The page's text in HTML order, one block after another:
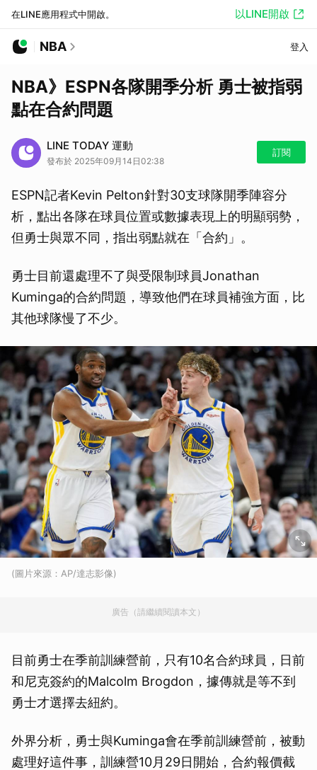
在LINE應用程式中開啟。 以LINE開啟
NBA 登入
NBA》ESPN各隊開季分析 勇士被指弱
點在合約問題
LINE TODAY 運動
發布於 2025年09月14日02:38
訂閱
ESPN記者Kevin Pelton針對30支球隊開季陣容分
析，點出各隊在球員位置或數據表現上的明顯弱勢，
但勇士與眾不同，指出弱點就在「合約」。
勇士目前還處理不了與受限制球員Jonathan
Kuminga的合約問題，導致他們在球員補強方面，比
其他球隊慢了不少。
(圖片來源：AP/達志影像)
廣告（請繼續閱讀本文）
目前勇士在季前訓練營前，只有10名合約球員，日前
和尼克簽約的Malcolm Brogdon，據傳就是等不到
勇士才選擇去紐約。
外界分析，勇士與Kuminga會在季前訓練營前，被動
處理好這件事，訓練營10月29日開始，合約報價截